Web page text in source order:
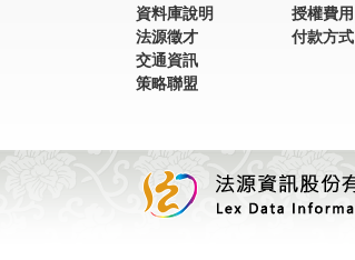
資料庫說明
法源徵才
交通資訊
策略聯盟
授權費用
付款方式